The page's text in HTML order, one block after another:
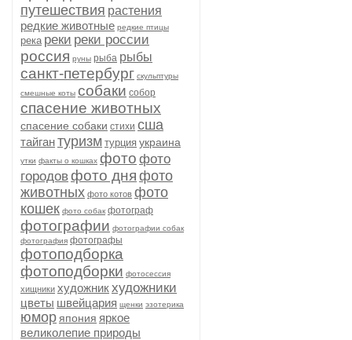
путешествия растения
редкие животные редкие птицы
река реки реки россии
россия руны рыба рыбы
санкт-петербург скульптуры
смешные коты собаки собор
спасение животных
спасение собаки стихи сша
тайгантуризм турция украина
утки факты о кошках фото фото
городовфото дня фото
животных фото котов фото
кошек фото собак фотограф
фотографии фотографии собак
фотография фотографы
фотоподборка
фотоподборки фотосессия
хищники художникхудожники
цветы швейцария щенки эзотерика
юмор япония яркое
великолепие природы